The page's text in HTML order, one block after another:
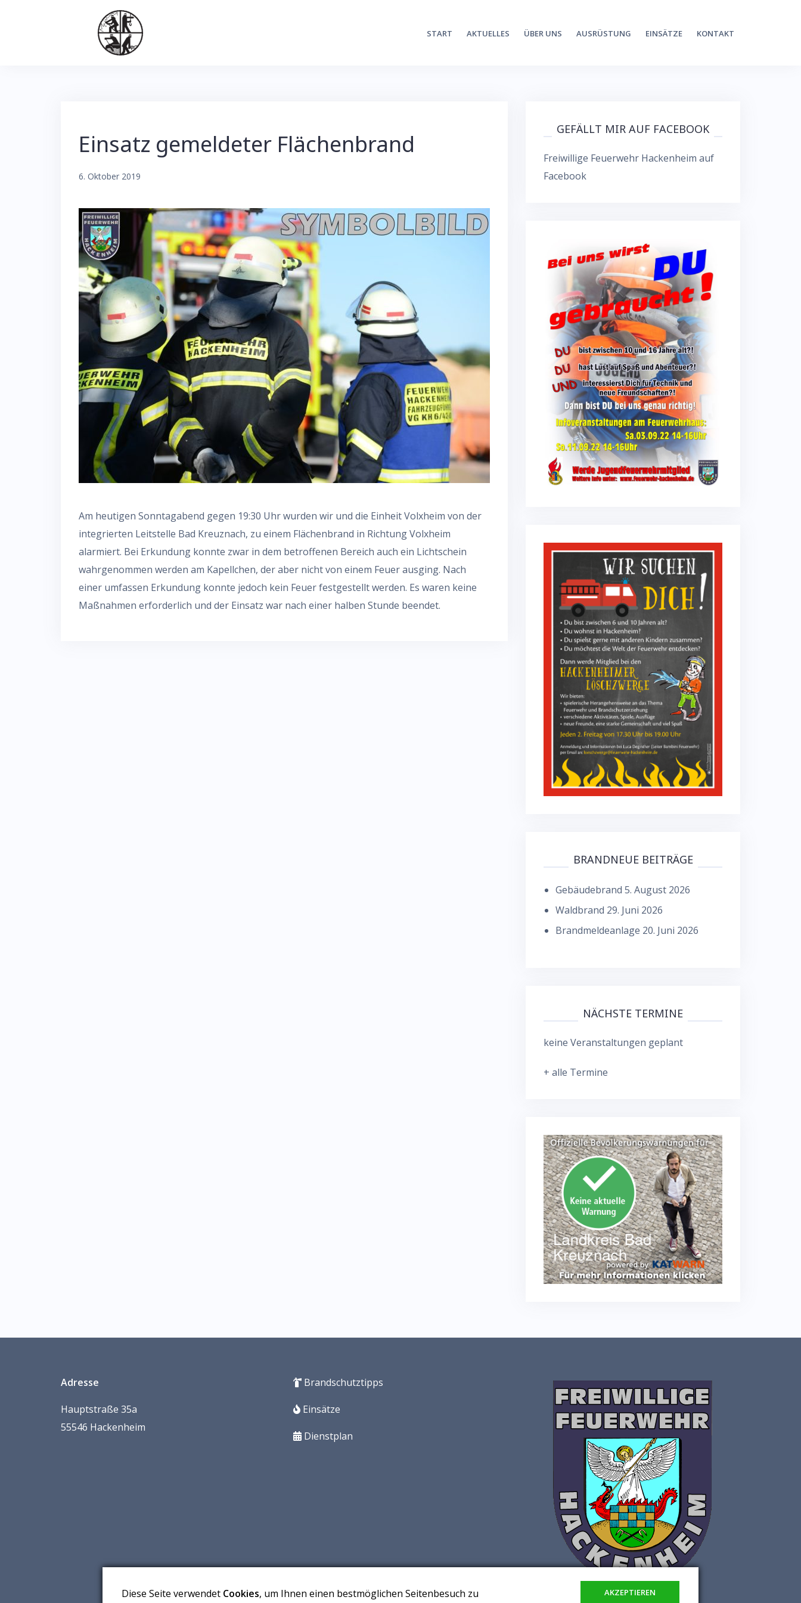
START AKTUELLES ÜBER UNS AUSRÜSTUNG EINSÄTZE KONTAKT
Einsatz gemeldeter Flächenbrand
6. Oktober 2019
Am heutigen Sonntagabend gegen 19:30 Uhr wurden wir und die Einheit Volxheim von der
integrierten Leitstelle Bad Kreuznach, zu einem Flächenbrand in Richtung Volxheim
alarmiert. Bei Erkundung konnte zwar in dem betroffenen Bereich auch ein Lichtschein
wahrgenommen werden am Kapellchen, der aber nicht von einem Feuer ausging. Nach
einer umfassen Erkundung konnte jedoch kein Feuer festgestellt werden. Es waren keine
Maßnahmen erforderlich und der Einsatz war nach einer halben Stunde beendet.
GEFÄLLT MIR AUF FACEBOOK
Freiwillige Feuerwehr Hackenheim auf
Facebook
BRANDNEUE BEITRÄGE
Gebäudebrand 5. August 2026
Waldbrand 29. Juni 2026
Brandmeldeanlage 20. Juni 2026
NÄCHSTE TERMINE
keine Veranstaltungen geplant
+ alle Termine
Adresse
Hauptstraße 35a
55546 Hackenheim
Brandschutztipps
Einsätze
Dienstplan
Diese Seite verwendet Cookies, um Ihnen einen bestmöglichen Seitenbesuch zu
AKZEPTIEREN